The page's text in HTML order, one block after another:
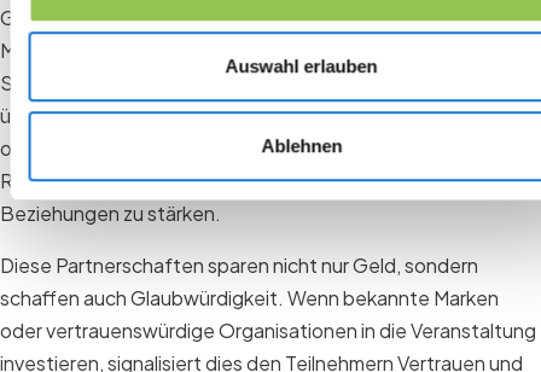
Auswahl erlauben
Ablehnen
Gemeinschaftsorganisationen sind eine der effektivsten
Möglichkeiten, ein begrenztes Budget zu erweitern.
Sponsoren können im Gegenzug für Sichtbarkeit Catering
übernehmen, gebrandete Werbegeschenke bereitstellen
oder digitale Plattformen finanzieren. Lieferanten können
Rabatte oder Sachleistungen anbieten, um langfristige
Beziehungen zu stärken.
Diese Partnerschaften sparen nicht nur Geld, sondern
schaffen auch Glaubwürdigkeit. Wenn bekannte Marken
oder vertrauenswürdige Organisationen in die Veranstaltung
investieren, signalisiert dies den Teilnehmern Vertrauen und